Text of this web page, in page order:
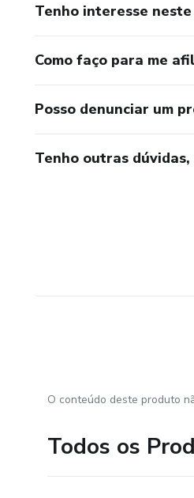
Tenho interesse
Como faço para me
Posso denunciar um
Tenho outras
O conteúdo deste produto
Todos os